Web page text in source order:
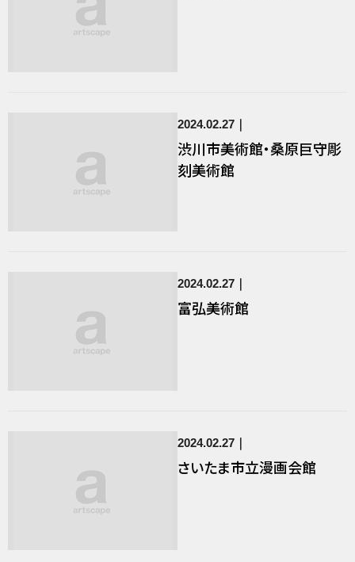
2024.02.27
渋川市美術館・桑原巨守彫
刻美術館
2024.02.27
富弘美術館
2024.02.27
さいたま市立漫画会館